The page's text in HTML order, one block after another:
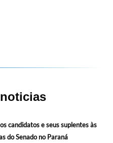
candidatos e seus suplentes às
do Senado no Paraná